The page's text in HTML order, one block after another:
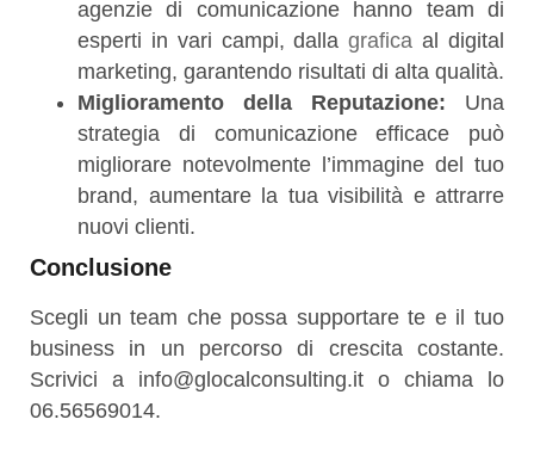
agenzie di comunicazione hanno team di
esperti in vari campi, dallagrafica al digital
marketing, garantendo risultati di alta qualità.
Miglioramento della Reputazione: Una
strategia di comunicazione efficace può
migliorare notevolmente l’immagine del tuo
brand, aumentare la tua visibilità e attrarre
nuovi clienti.
Conclusione
Scegli un team che possa supportare te e il tuo
business in un percorso di crescita costante.
Scrivici a info@glocalconsulting.it o chiama lo
06.56569014.